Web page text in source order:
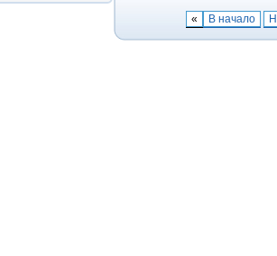
« В начало